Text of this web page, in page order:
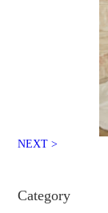
NEXT >
Category